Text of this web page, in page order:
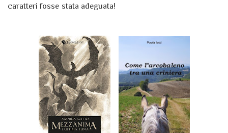
caratteri fosse stata adeguata!